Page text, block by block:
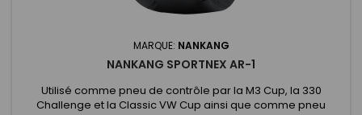
MARQUE: NANKANG
NANKANG SPORTNEX AR-1
Utilisé comme pneu de contrôle par la M3 Cup, la 330
Challenge et la Classic VW Cup ainsi que comme pneu